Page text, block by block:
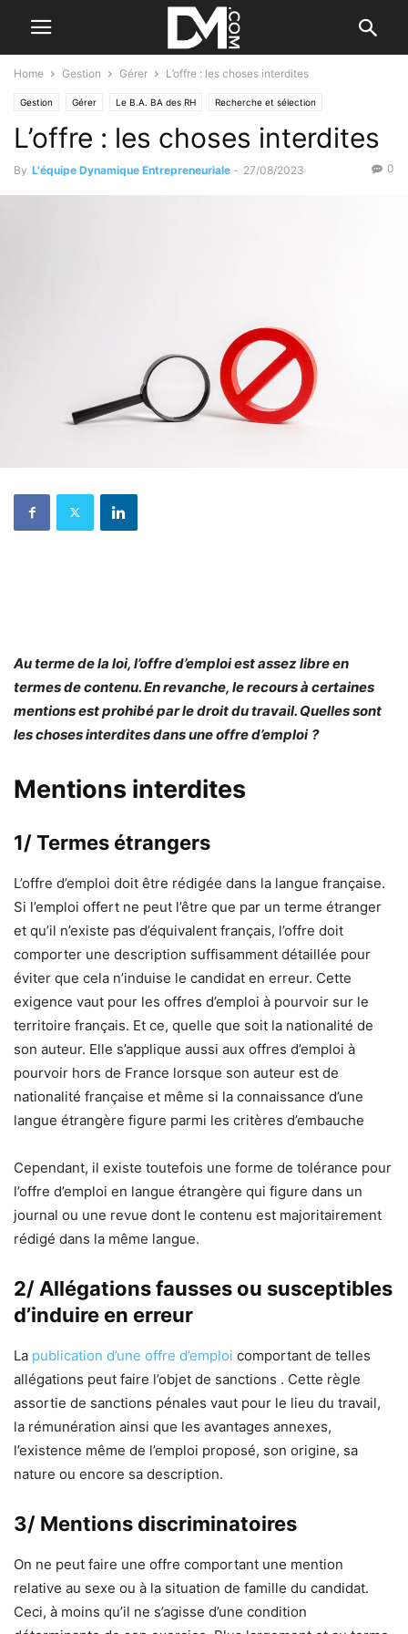
Home Gestion Gérer L’offre : les choses interdites
Gestion Gérer Le B.A. BA des RH Recherche et sélection
L’offre : les choses interdites
By L'équipe Dynamique Entrepreneuriale - 27/08/2023 0
Au terme de la loi, l’offre d’emploi est assez libre en
termes de contenu. En revanche, le recours à certaines
mentions est prohibé par le droit du travail. Quelles sont
leschoses interditesdans une offre d’emploi ?
Mentions interdites
1/ Termes étrangers
L’offre d’emploi doit être rédigée dans la langue française.
Si l’emploi offert ne peut l’être que par un terme étranger
et qu’il n’existe pas d’équivalent français, l’offre doit
comporter une description suffisamment détaillée pour
éviter que cela n’induise le candidat en erreur. Cette
exigence vaut pour les offres d’emploi à pourvoir sur le
territoire français. Et ce, quelle que soit la nationalité de
son auteur. Elle s’applique aussi aux offres d’emploi à
pourvoir hors de France lorsque son auteur est de
nationalité française et même si la connaissance d’une
langue étrangère figure parmi les critères d’embauche
Cependant, il existe toutefois une forme de tolérance pour
l’offre d’emploi en langue étrangère qui figure dans un
journal ou une revue dont le contenu est majoritairement
rédigé dans la même langue.
2/ Allégations fausses ou susceptibles
d’induire en erreur
La publication d’une offre d’emploi comportant de telles
allégations peut faire l’objet de sanctions . Cette règle
assortie de sanctions pénales vaut pour le lieu du travail,
la rémunération ainsi que les avantages annexes,
l’existence même de l’emploi proposé, son origine, sa
nature ou encore sa description.
3/ Mentions discriminatoires
On ne peut faire une offre comportant une mention
relative au sexe ou à la situation de famille du candidat.
Ceci, à moins qu’il ne s’agisse d’une condition